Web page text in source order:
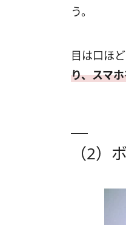
う。
目は口ほ
り、スマ
（2）